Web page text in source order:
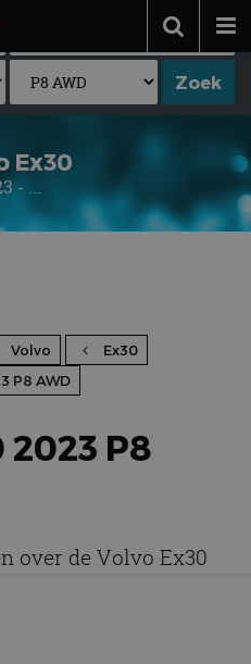
Ex30
- ...
Volvo
Ex30
P8 AWD
2023 P8
over de Volvo Ex30